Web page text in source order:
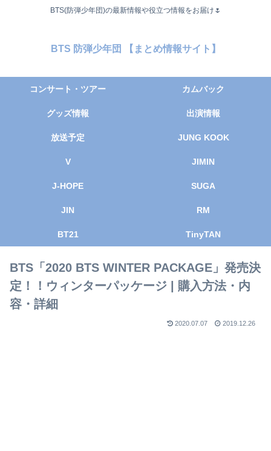
BTS(防弾少年団)の最新情報や役立つ情報をお届け🌷
BTS 防弾少年団 【まとめ情報サイト】
コンサート・ツアー カムバック
グッズ情報 出演情報
放送予定 JUNG KOOK
V JIMIN
J-HOPE SUGA
JIN RM
BT21 TinyTAN
BTS「2020 BTS WINTER PACKAGE」発売決
定！！ウィンターパッケージ | 購入方法・内
容・詳細
2020.07.07 2019.12.26